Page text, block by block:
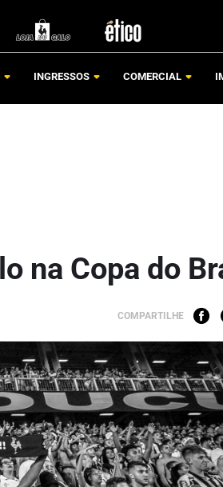
INGRESSOS COMERCIAL
na Copa do
COMPARTILHE